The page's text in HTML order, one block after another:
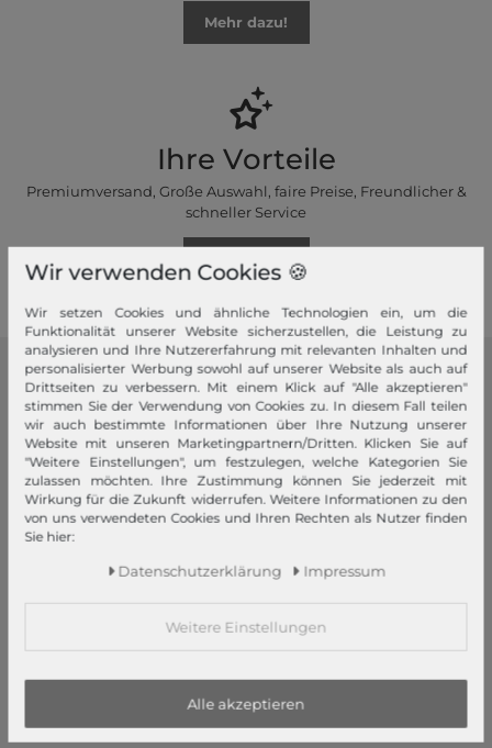
Mehr dazu!
Ihre Vorteile
Premiumversand, Große Auswahl, faire Preise, Freundlicher &
schneller Service
modeherz
Impressum
AGB
Widerrufsrecht
Datenschutzerklärung
Datenschutzeinstellungen
Barrierefreiheitserklärung
Wir verwenden Cookies 🍪
Wir setzen Cookies und ähnliche Technologien ein, um die
Funktionalität unserer Website sicherzustellen, die Leistung zu
analysieren und Ihre Nutzererfahrung mit relevanten Inhalten und
personalisierter Werbung sowohl auf unserer Website als auch auf
Drittseiten zu verbessern. Mit einem Klick auf "Alle akzeptieren"
stimmen Sie der Verwendung von Cookies zu. In diesem Fall teilen
wir auch bestimmte Informationen über Ihre Nutzung unserer
Website mit unseren Marketingpartnern/Dritten. Klicken Sie auf
"Weitere Einstellungen", um festzulegen, welche Kategorien Sie
zulassen möchten. Ihre Zustimmung können Sie jederzeit mit
Wirkung für die Zukunft widerrufen. Weitere Informationen zu den
von uns verwendeten Cookies und Ihren Rechten als Nutzer finden
Sie hier:
Daten­schutz­erklärung Impressum
Weitere Einstellungen
Alle akzeptieren